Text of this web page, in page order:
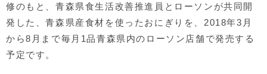
修のもと、青森県食生活改善推進員とローソンが共同開
発した、青森県産食材を使ったおにぎりを、2018年3月
から8月まで毎月1品青森県内のローソン店舗で発売する
予定です。